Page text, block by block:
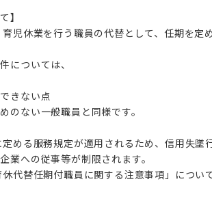
】
児休業を行う職員の代替として、任期を定
については、
きない点
のない一般職員と同様です。
める服務規定が適用されるため、信用失墜
業への従事等が制限されます。
代替任期付職員に関する注意事項」につい